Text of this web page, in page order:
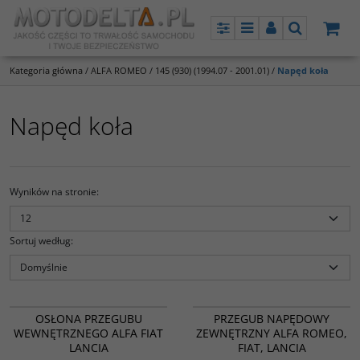
PanelMenuPanelSzukaj
Kategoria główna / ALFA ROMEO / 145 (930) (1994.07 - 2001.01) / Napęd koła
Napęd koła
Wyników na stronie:
Sortuj według:
PROMOCJA
OSŁONA PRZEGUBU
WEWNĘTRZNEGO ALFA FIAT
LANCIA
NOWOŚĆ PROMOCJA
PRZEGUB NAPĘDOWY
ZEWNĘTRZNY ALFA ROMEO,
FIAT, LANCIA